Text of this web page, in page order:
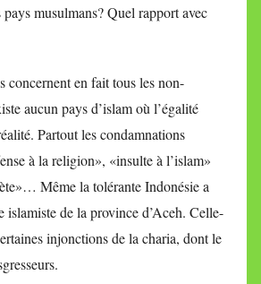
pays musulmans? Quel rapport avec
concernent en fait tous les non-
aucun pays d’islam où l’égalité
Partout les condamnations
à la religion», «insulte à l’islam»
Même la tolérante Indonésie a
islamiste de la province d’Aceh. Celle-
injonctions de la charia, dont le